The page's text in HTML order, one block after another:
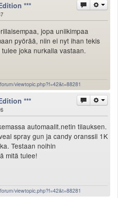
***
jopa uniikimpaa
pyörää, niin ei nyt ihan tekis
joka nurkalla vastaan.
viewtopic.php?f=42&t=88281
***
automaalit.netin tilauksen.
spray gun ja candy oranssii 1K
Testaan noihin
mitä tulee!
viewtopic.php?f=42&t=88281